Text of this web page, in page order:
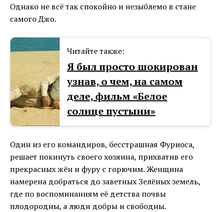
Однако не всё так спокойно и незыблемо в стане
самого Джо.
Читайте также:
Я был просто шокирован
узнав, о чем, на самом
деле, фильм «Белое
солнце пустыни»
Один из его командиров, бесстрашная Фуриоса,
решает покинуть своего хозяина, прихватив его
прекрасных жён и фуру с горючим. Женщина
намерена добраться до заветных Зелёных земель,
где по воспоминаниям её детства почвы
плодородны, а люди добры и свободны.